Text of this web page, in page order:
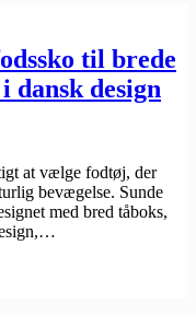
til brede
dansk design
at vælge fodtøj, der
bevægelse. Sunde
med bred tåboks,